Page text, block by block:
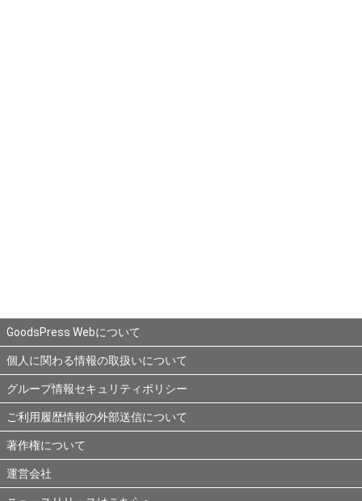
GoodsPress Webについて
個人に関わる情報の取扱いについて
グループ情報セキュリティポリシー
ご利用履歴情報の外部送信について
著作権について
運営会社